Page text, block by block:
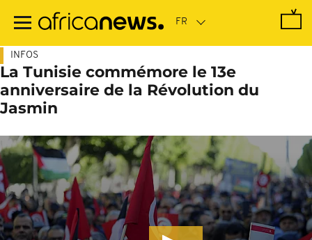
contenu
INFOS
La Tunisie commémore le 13e
anniversaire de la Révolution du
Jasmin